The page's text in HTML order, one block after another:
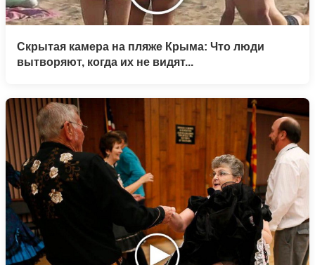
Скрытая камера на пляже Крыма: Что люди
вытворяют, когда их не видят...